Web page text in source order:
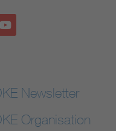
Newsletter
Organisation